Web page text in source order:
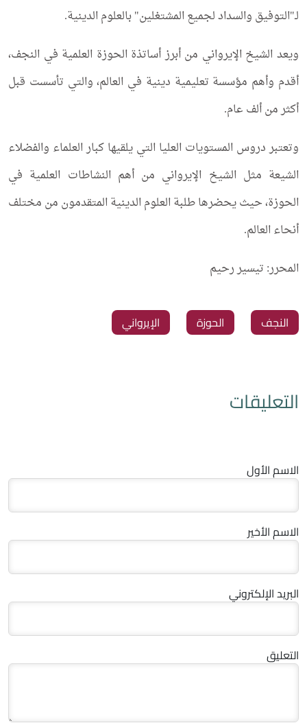
لـ"التوفيق والسداد لجميع المشتغلين" بالعلوم الدينية.
ويعد الشيخ الإيرواني من أبرز أساتذة الحوزة العلمية في النجف،
أقدم وأهم مؤسسة تعليمية دينية في العالم، والتي تأسست قبل
أكثر من ألف عام.
وتعتبر دروس المستويات العليا التي يلقيها كبار العلماء والفضلاء
الشيعة مثل الشيخ الإيرواني من أهم النشاطات العلمية في
الحوزة، حيث يحضرها طلبة العلوم الدينية المتقدمون من مختلف
أنحاء العالم.
المحرر: تيسير رحيم
النجف الحوزة الإيرواني
التعليقات
الاسم الأول
الاسم الأخير
البريد الإلكتروني
التعليق